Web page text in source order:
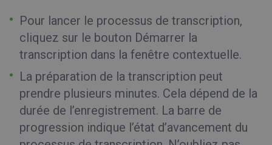
Pour lancer le processus de transcription,
cliquez sur le bouton Démarrer la
transcription dans la fenêtre contextuelle.
La préparation de la transcription peut
prendre plusieurs minutes. Cela dépend de la
durée de l’enregistrement. La barre de
progression indique l’état d’avancement du